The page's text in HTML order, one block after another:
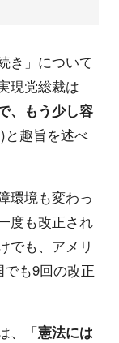
き」について
現党総裁は
、もう少し容
と趣旨を述べ
環境も変わっ
度も改正され
でも、アメリ
も9回の改正
、「憲法には